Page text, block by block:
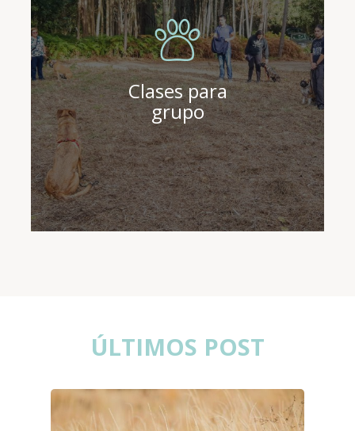
Clases para
grupo
MÁS
INFORMACIÓN
AQUÍ
ÚLTIMOS POST